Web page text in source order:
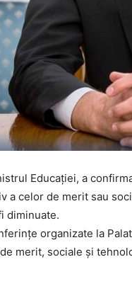
Educației, a
a celor de merit sau
diminuate.
organizate la
merit, sociale și